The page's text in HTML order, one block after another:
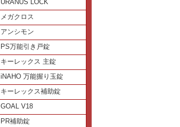
URANUS LOCK
メガクロス
アンシモン
PS万能引き戸錠
キーレックス 主錠
iNAHO 万能握り玉錠
キーレックス補助錠
GOAL V18
PR補助錠